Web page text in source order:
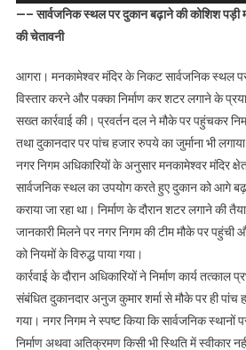
—– सार्वजनिक स्थल पर दुकान बढ़ाने की कोशिश पड़ी
की चेतावनी
आगरा। मनकामेश्वर मंदिर के निकट सार्वजनिक स्थल
विस्तार करने और पक्का निर्माण कर शटर लगाने के
सख्त कार्रवाई की। प्रवर्तन दल ने मौके पर पहुंचकर
तथा दुकानदार पर पांच हजार रुपये का जुर्माना भी
नगर निगम अधिकारियों के अनुसार मनकामेश्वर मंदिर
सार्वजनिक स्थल का उपयोग करते हुए दुकान को आगे
कराया जा रहा था। निर्माण के दौरान शटर लगाने की
जानकारी मिलने पर नगर निगम की टीम मौके पर पहुंची और
को नियमों के विरुद्ध पाया गया।
कार्रवाई के दौरान अधिकारियों ने निर्माण कार्य तत्काल
संबंधित दुकानदार अनुज कुमार शर्मा से मौके पर ही पांच
गया। नगर निगम ने स्पष्ट किया कि सार्वजनिक स्थानों
निर्माण अथवा अतिक्रमण किसी भी स्थिति में स्वीकार